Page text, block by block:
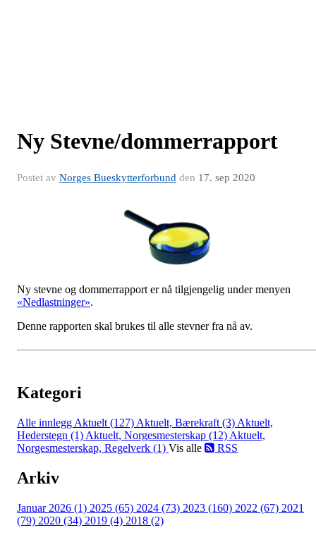
Ny Stevne/dommerrapport
Postet av Norges Bueskytterforbund den 17. sep 2020
Ny stevne og dommerrapport er nå tilgjengelig under menyen
«Nedlastninger».
Denne rapporten skal brukes til alle stevner fra nå av.
Kategori
Alle innlegg Aktuelt (127) Aktuelt, Bærekraft (3) Aktuelt,
Hederstegn (1) Aktuelt, Norgesmesterskap (12) Aktuelt,
Norgesmesterskap, Regelverk (1) Vis alle RSS
Arkiv
Januar 2026 (1) 2025 (65) 2024 (73) 2023 (160) 2022 (67) 2021
(79) 2020 (34) 2019 (4) 2018 (2)